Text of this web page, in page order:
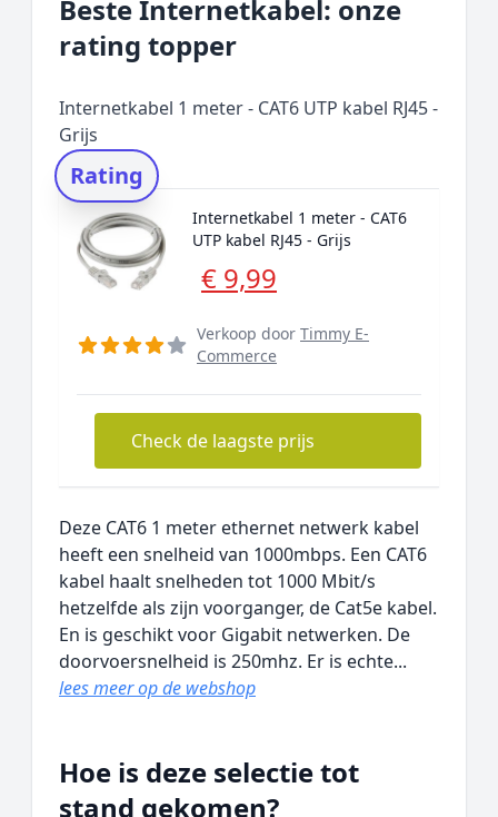
Beste Internetkabel: onze
rating topper
Internetkabel 1 meter - CAT6 UTP kabel RJ45 -
Grijs
Rating
Internetkabel 1 meter - CAT6
UTP kabel RJ45 - Grijs
€ 9,99
Verkoop door Timmy E-
Commerce
Check de laagste prijs
Deze CAT6 1 meter ethernet netwerk kabel
heeft een snelheid van 1000mbps. Een CAT6
kabel haalt snelheden tot 1000 Mbit/s
hetzelfde als zijn voorganger, de Cat5e kabel.
En is geschikt voor Gigabit netwerken. De
doorvoersnelheid is 250mhz. Er is echte...
lees meer op de webshop
Hoe is deze selectie tot
stand gekomen?